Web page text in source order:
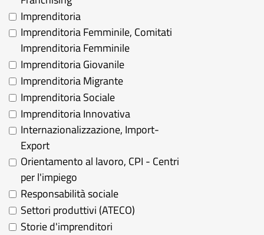
Imprenditoria
Imprenditoria Femminile, Comitati
Imprenditoria Femminile
Imprenditoria Giovanile
Imprenditoria Migrante
Imprenditoria Sociale
Imprenditoria Innovativa
Internazionalizzazione, Import-
Export
Orientamento al lavoro, CPI - Centri
per l'impiego
Responsabilità sociale
Settori produttivi (ATECO)
Storie d'imprenditori